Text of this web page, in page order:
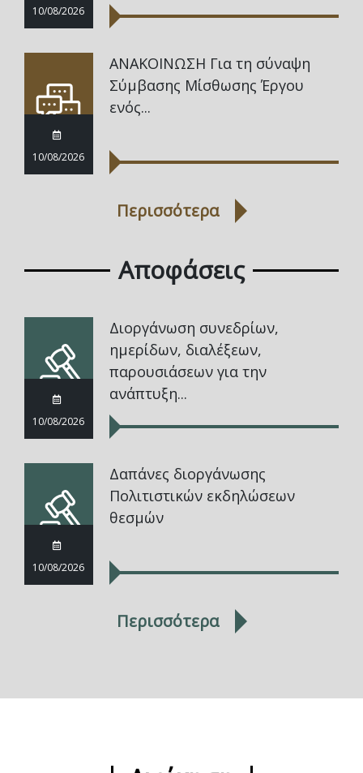
10/08/2026
10/08/2026
ΑΝΑΚΟΙΝΩΣΗ Για τη σύναψη
Σύμβασης Μίσθωσης Έργου
ενός...
Περισσότερα
Αποφάσεις
10/08/2026
Διοργάνωση συνεδρίων,
ημερίδων, διαλέξεων,
παρουσιάσεων για την
ανάπτυξη...
10/08/2026
Δαπάνες διοργάνωσης
Πολιτιστικών εκδηλώσεων
θεσμών
Περισσότερα